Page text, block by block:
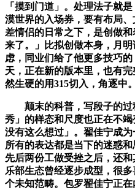
「摸到门道」。处理法子就
漠世界的入场券，要有布局
差情侣的日常之下，是创做
来了。」比拟创做本身，月
虑，同业们给了他更多技巧
天，正在新的版本里，也有
然生硬的用315切入，角逐中。
颠末的科普，写段子的过
秀」的样态和尺度也正在不
没有这么想过」。翟佳宁成
所有的表达都是当下的迷惑
先后两份工做受挫之后，还
乐部生态曾经逐步成型，很
个未知范畴。包罗翟佳宁正